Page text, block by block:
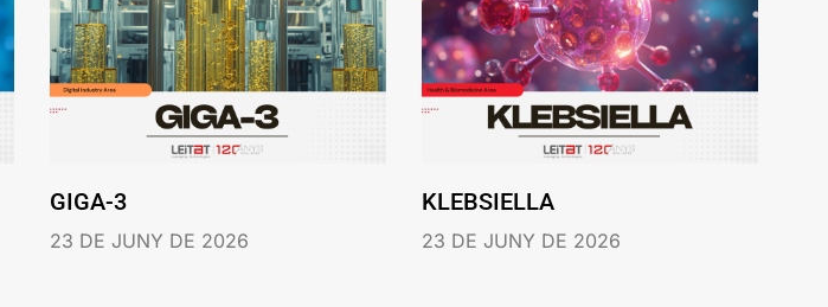
GIGA-3
23 DE JUNY DE 2026
KLEBSIELLA
23 DE JUNY DE 2026